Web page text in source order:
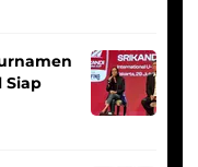
Siap